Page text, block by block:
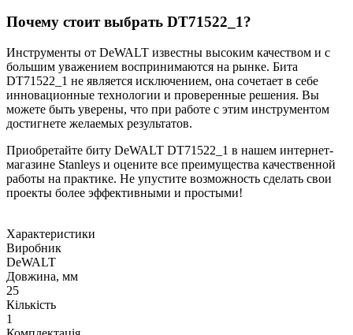
Почему стоит выбрать DT71522_1?
Инструменты от DeWALT известны высоким качеством и с
большим уважением воспринимаются на рынке. Бита
DT71522_1 не является исключением, она сочетает в себе
инновационные технологии и проверенные решения. Вы
можете быть уверены, что при работе с этим инструментом
достигнете желаемых результатов.
Приобретайте биту DeWALT DT71522_1 в нашем интернет-
магазине Stanleys и оцените все преимущества качественной
работы на практике. Не упустите возможность сделать свои
проекты более эффективными и простыми!
Характеристики
Виробник
DeWALT
Довжина, мм
25
Кількість
1